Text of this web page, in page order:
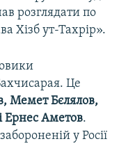
розглядати по
Хізб ут-Тахрір».
Це
Мемет Бєлялов,
Ернес Аметов.
у Росії